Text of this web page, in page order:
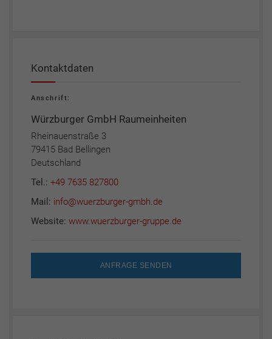
Kontaktdaten
Anschrift:
Würzburger GmbH Raumeinheiten
Rheinauenstraße 3
79415 Bad Bellingen
Deutschland
Tel.: +49 7635 827800
Mail: info@wuerzburger-gmbh.de
Website: www.wuerzburger-gruppe.de
ANFRAGE SENDEN